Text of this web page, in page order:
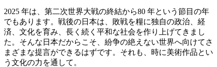
2025 年は、第二次世界大戦の終結から80 年という節目の年
でもあります。戦後の日本は、敗戦を糧に独自の政治、経
済、文化を育み、長く続く平和な社会を作り上げてきまし
た。そんな日本だからこそ、紛争の絶えない世界へ向けてさ
まざまな提言ができるはずです。それも、時に美術作品とい
う文化の力を通して。